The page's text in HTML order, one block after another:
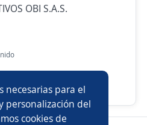
necesarias para el
personalización del
cookies de
OBI S.A.S.